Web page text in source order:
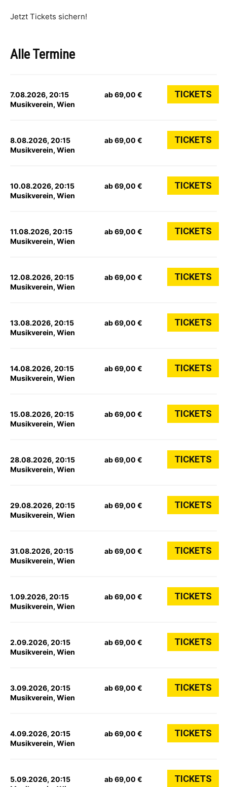
Jetzt Tickets sichern!
Alle Termine
7.08.2026, 20:15
Musikverein, Wien
ab 69,00 € TICKETS
8.08.2026, 20:15
Musikverein, Wien
ab 69,00 € TICKETS
10.08.2026, 20:15
Musikverein, Wien
ab 69,00 € TICKETS
11.08.2026, 20:15
Musikverein, Wien
ab 69,00 € TICKETS
12.08.2026, 20:15
Musikverein, Wien
ab 69,00 € TICKETS
13.08.2026, 20:15
Musikverein, Wien
ab 69,00 € TICKETS
14.08.2026, 20:15
Musikverein, Wien
ab 69,00 € TICKETS
15.08.2026, 20:15
Musikverein, Wien
ab 69,00 € TICKETS
28.08.2026, 20:15
Musikverein, Wien
ab 69,00 € TICKETS
29.08.2026, 20:15
Musikverein, Wien
ab 69,00 € TICKETS
31.08.2026, 20:15
Musikverein, Wien
ab 69,00 € TICKETS
1.09.2026, 20:15
Musikverein, Wien
ab 69,00 € TICKETS
2.09.2026, 20:15
Musikverein, Wien
ab 69,00 € TICKETS
3.09.2026, 20:15
Musikverein, Wien
ab 69,00 € TICKETS
4.09.2026, 20:15
Musikverein, Wien
ab 69,00 € TICKETS
5.09.2026, 20:15
ab 69,00 € TICKETS